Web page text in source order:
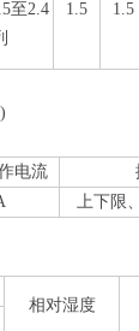
至2.4
1.5 1.5
电流
上下限
相对湿度